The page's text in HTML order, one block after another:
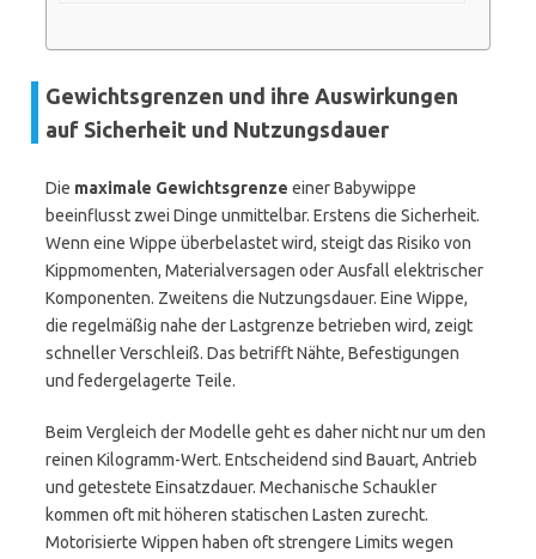
Gewichtsgrenzen und ihre Auswirkungen
auf Sicherheit und Nutzungsdauer
Die maximale Gewichtsgrenze einer Babywippe
beeinflusst zwei Dinge unmittelbar. Erstens die Sicherheit.
Wenn eine Wippe überbelastet wird, steigt das Risiko von
Kippmomenten, Materialversagen oder Ausfall elektrischer
Komponenten. Zweitens die Nutzungsdauer. Eine Wippe,
die regelmäßig nahe der Lastgrenze betrieben wird, zeigt
schneller Verschleiß. Das betrifft Nähte, Befestigungen
und federgelagerte Teile.
Beim Vergleich der Modelle geht es daher nicht nur um den
reinen Kilogramm-Wert. Entscheidend sind Bauart, Antrieb
und getestete Einsatzdauer. Mechanische Schaukler
kommen oft mit höheren statischen Lasten zurecht.
Motorisierte Wippen haben oft strengere Limits wegen